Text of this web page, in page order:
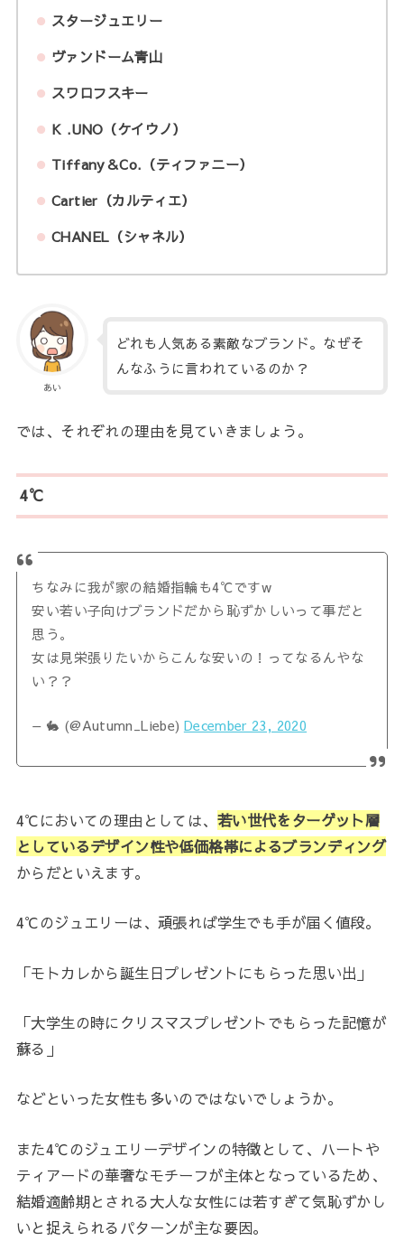
スタージュエリー
ヴァンドーム青山
スワロフスキー
K .UNO（ケイウノ）
Tiffany＆Co.（ティファニー）
Cartier（カルティエ）
CHANEL（シャネル）
あい
どれも人気ある素敵なブランド。なぜそ
んなふうに言われているのか？
では、それぞれの理由を見ていきましょう。
4℃
ちなみに我が家の結婚指輪も4℃ですw
安い若い子向けブランドだから恥ずかしいって事だと
思う。
女は見栄張りたいからこんな安いの！ってなるんやな
い？？
— 🐇 (@Autumn_Liebe) December 23, 2020
4℃においての理由としては、 若い世代をターゲット層
としているデザイン性や低価格帯によるブランディング
からだといえます。
4℃のジュエリーは、頑張れば学生でも手が届く値段。
「モトカレから誕生日プレゼントにもらった思い出」
「大学生の時にクリスマスプレゼントでもらった記憶が
蘇る」
などといった女性も多いのではないでしょうか。
また4℃のジュエリーデザインの特徴として、ハートや
ティアードの華奢なモチーフが主体となっているため、
結婚適齢期とされる大人な女性には若すぎて気恥ずかし
いと捉えられるパターンが主な要因。